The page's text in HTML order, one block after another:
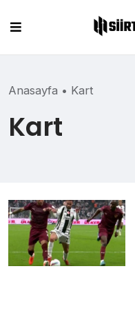
content
Anasayfa • Kart
Kart